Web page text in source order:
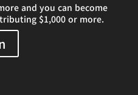
and you can become
$1,000 or more.